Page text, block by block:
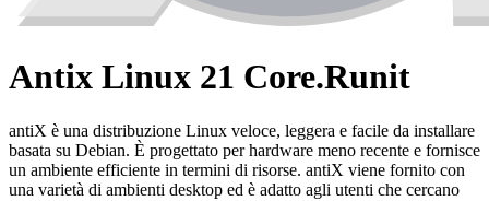
Antix Linux 21 Core.Runit
antiX è una distribuzione Linux veloce, leggera e facile da installare
basata su Debian. È progettato per hardware meno recente e fornisce
un ambiente efficiente in termini di risorse. antiX viene fornito con
una varietà di ambienti desktop ed è adatto agli utenti che cercano